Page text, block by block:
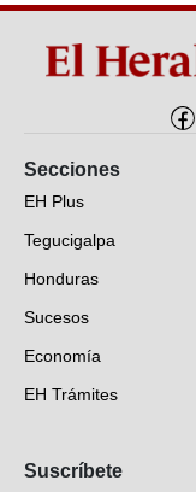
Secciones
EH Plus
Tegucigalpa
Honduras
Sucesos
Economía
EH Trámites
EH Verifica
Suscríbete